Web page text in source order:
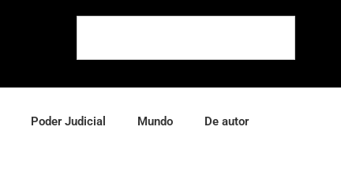
Poder Judicial Mundo De autor